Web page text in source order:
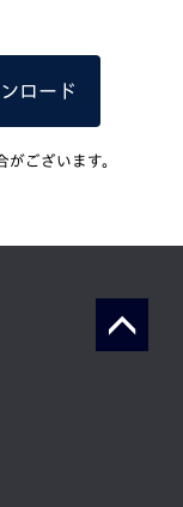
ロード
ございます。